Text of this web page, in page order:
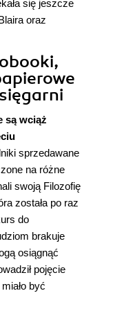
się jeszcze
oraz
są wciąż
sprzedawane
na różne
swoją Filozofię
została po raz
do
brakuje
osiągnąć
pojęcie
być